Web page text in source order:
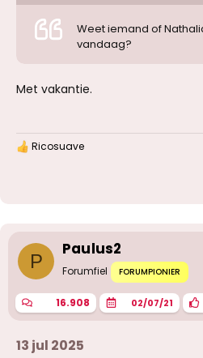
Weet iemand of
vandaag?
Met vakantie.
W
n
g
n
:
Ricosuave
P
Paulus2
Forumfiel FORUMPIONIER
16.908 02/07/21
13 jul 2025